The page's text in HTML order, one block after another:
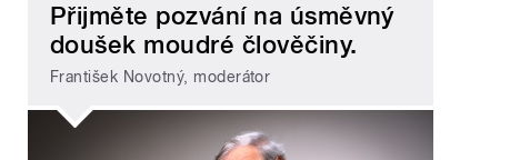
Přijměte pozvání na úsměvný
doušek moudré člověčiny.
František Novotný, moderátor